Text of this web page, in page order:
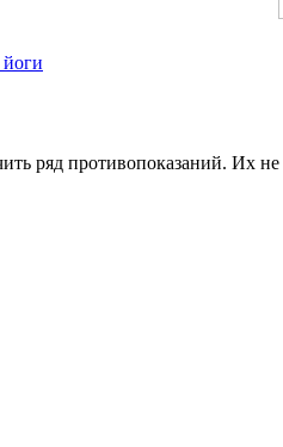
ряд противопоказаний. Их